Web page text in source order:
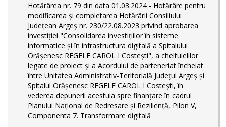
Hotărârea nr. 79 din data 01.03.2024 - Hotărâre pentru
modificarea și completarea Hotărârii Consiliului
Județean Argeș nr. 230/22.08.2023 privind aprobarea
investiției "Consolidarea investițiilor în sisteme
informatice și în infrastructura digitală a Spitalului
Orășenesc REGELE CAROL I Costești", a cheltuielilor
legate de proiect și a Acordului de parteneriat încheiat
între Unitatea Administrativ-Teritorială Județul Argeș și
Spitalul Orășenesc REGELE CAROL I Costești, în
vederea depunerii acestuia spre finanțare în cadrul
Planului Național de Redresare și Reziliență, Pilon V,
Componenta 7. Transformare digitală